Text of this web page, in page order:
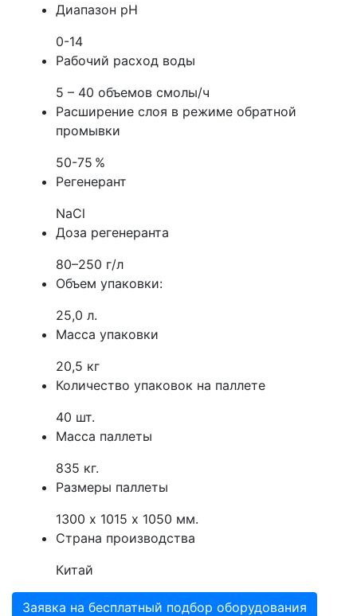
Диапазон рН
0-14
Рабочий расход воды
5 – 40 объемов смолы/ч
Расширение слоя в режиме обратной
промывки
50-75 %
Регенерант
NaCl
Доза регенеранта
80–250 г/л
Объем упаковки:
25,0 л.
Масса упаковки
20,5 кг
Количество упаковок на паллете
40 шт.
Масса паллеты
835 кг.
Размеры паллеты
1300 х 1015 х 1050 мм.
Страна производства
Китай
Заявка на бесплатный подбор оборудования